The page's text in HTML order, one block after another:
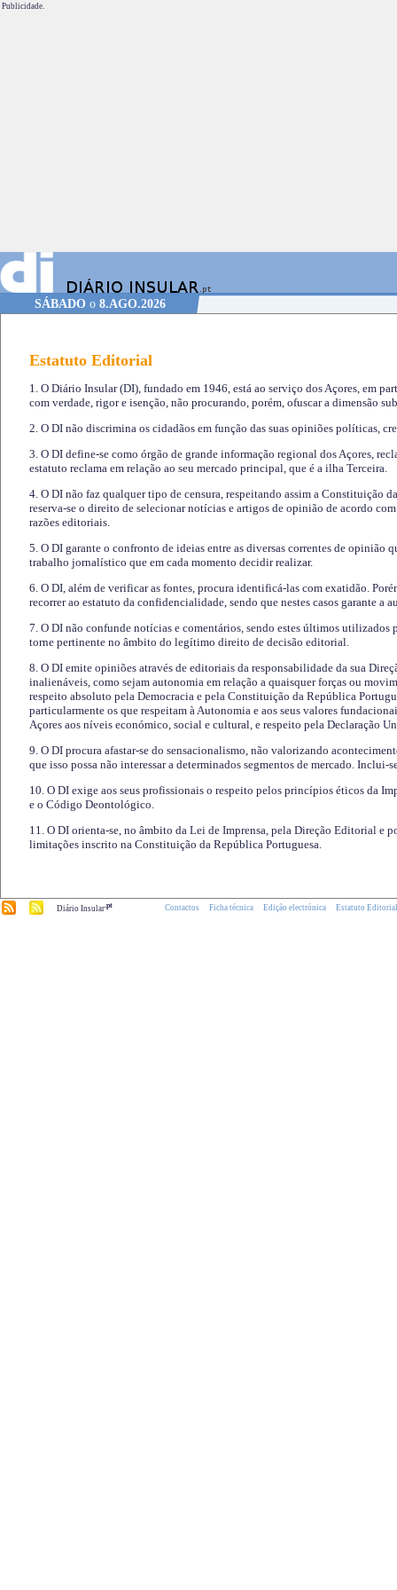
Publicidade.
SÁBADOo 8.AGO.2026
Estatuto Editorial
1. O Diário Insular (DI), fundado em 1946, está ao serviço dos Açores, em
com verdade, rigor e isenção, não procurando, porém, ofuscar a dimensão
2. O DI não discrimina os cidadãos em função das suas opiniões políticas,
3. O DI define-se como órgão de grande informação regional dos Açores,
estatuto reclama em relação ao seu mercado principal, que é a ilha Terceira.
4. O DI não faz qualquer tipo de censura, respeitando assim a Constituição
reserva-se o direito de selecionar notícias e artigos de opinião de acordo
razões editoriais.
5. O DI garante o confronto de ideias entre as diversas correntes de opinião
trabalho jornalístico que em cada momento decidir realizar.
6. O DI, além de verificar as fontes, procura identificá-las com exatidão.
recorrer ao estatuto da confidencialidade, sendo que nestes casos garante a
7. O DI não confunde notícias e comentários, sendo estes últimos utilizados
torne pertinente no âmbito do legítimo direito de decisão editorial.
8. O DI emite opiniões através de editoriais da responsabilidade da sua
inalienáveis, como sejam autonomia em relação a quaisquer forças ou
respeito absoluto pela Democracia e pela Constituição da República
particularmente os que respeitam à Autonomia e aos seus valores
Açores aos níveis económico, social e cultural, e respeito pela Declaração
9. O DI procura afastar-se do sensacionalismo, não valorizando
que isso possa não interessar a determinados segmentos de mercado.
10. O DI exige aos seus profissionais o respeito pelos princípios éticos da
e o Código Deontológico.
11. O DI orienta-se, no âmbito da Lei de Imprensa, pela Direção Editorial e
limitações inscrito na Constituição da República Portuguesa.
Diário Insular.pt Contactos Ficha técnica Edição electrónica Estatuto Editorial